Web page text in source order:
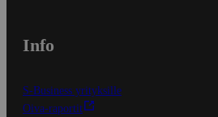
Info
S-Business yrityksille
Oiva-raportit